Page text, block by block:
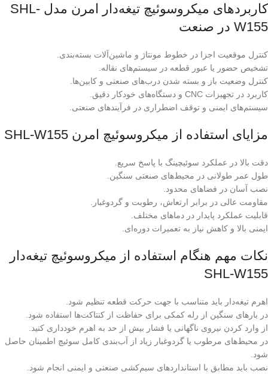
کاربردهای میکروسوئیچ تیغه‌دار امرن مدل SHL-
W155 در صنعت
کنترل موقعیت اجزا در خطوط مونتاژ و ماشین‌آلات بسته‌بندی.
تشخیص حضور یا عبور قطعه در سیستم‌های نقاله.
کنترل وضعیت باز و بسته شدن درب‌های صنعتی و کابین‌ها.
کاربرد در تجهیزات CNC و دستگاه‌های خودکار دقیق.
سیستم‌های ایمنی و توقف اضطراری در فرآیندهای صنعتی.
مزایای استفاده از میکروسوئیچ امرن SHL-W155
دقت بالا در عملکرد سوئیچینگ با پاسخ سریع.
طول عمر طولانی در محیط‌های صنعتی سنگین.
نصب آسان در فضاهای محدود.
مقاومت عالی در برابر ارتعاش، رطوبت و گردوغبار.
قابلیت عملکرد پایدار در دماهای مختلف.
ایمنی بالا و کاهش نیاز به تعمیرات دوره‌ای.
نکات مهم هنگام استفاده از میکروسوئیچ تیغه‌دار
SHL-W155
اهرم تیغه‌دار باید متناسب با جهت حرکت قطعه تنظیم شود.
در بارهای سنگین از رله کمکی برای حفاظت از کنتاکت‌ها استفاده شود.
از وارد کردن نیروی ناگهانی یا فشار بیش از حد به اهرم خودداری کنید.
در محیط‌های مرطوب یا گردوغبار زیاد از آب‌بندی کامل سوئیچ اطمینان حاصل
شود.
نصب باید مطابق با استانداردهای سیم‌کشی صنعتی و ایمنی انجام شود.